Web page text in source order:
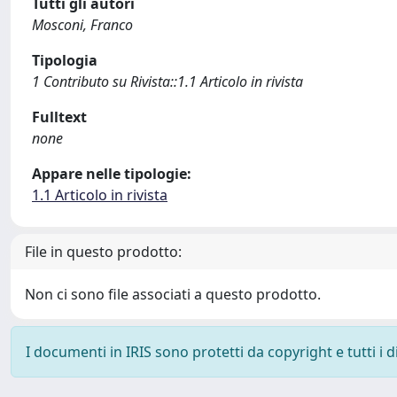
Mosconi, Franco
Tipologia
1 Contributo su Rivista::1.1 Articolo in rivista
Fulltext
none
Appare nelle tipologie:
1.1 Articolo in rivista
File in questo prodotto:
Non ci sono file associati a questo prodotto.
I documenti in IRIS sono protetti da copyright e tutti i